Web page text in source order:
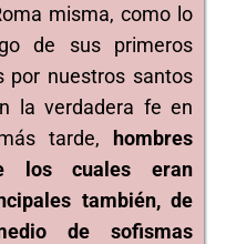
misma, como lo
de sus primeros
por nuestros santos
la verdadera fe en
tarde, hombres
los cuales eran
también, de
de sofismas